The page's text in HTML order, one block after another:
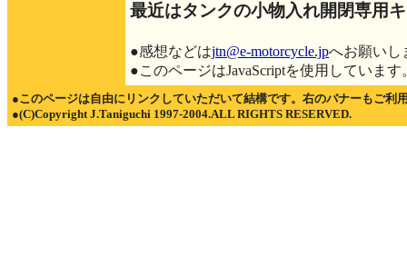
最近はタンクの小物入れ開閉専用
●感想などはjtn@e-motorcycle.jpへお願いし
●このページはJavaScriptを使用しています
●このページは自由にリンクしていただいて結構です。右のバナーもご利
●(C)Copyright J.Taniguchi 1997-2004.ALL RIGHTS RESERVED.